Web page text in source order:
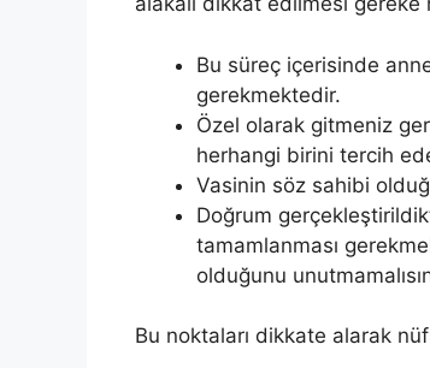
Bu süreç içerisinde
gerekmektedir.
Özel olarak gitmeniz
herhangi birini tercih
Vasinin söz sahibi
Doğrum
tamamlanması
olduğunu
Bu noktaları dikkate alarak